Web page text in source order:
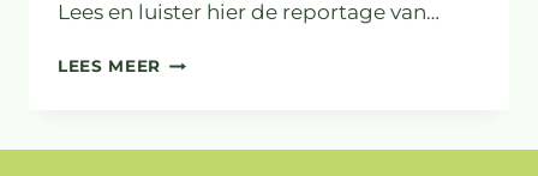
Lees en luister hier de reportage van…
LEES MEER KANKERVERWEKKEND